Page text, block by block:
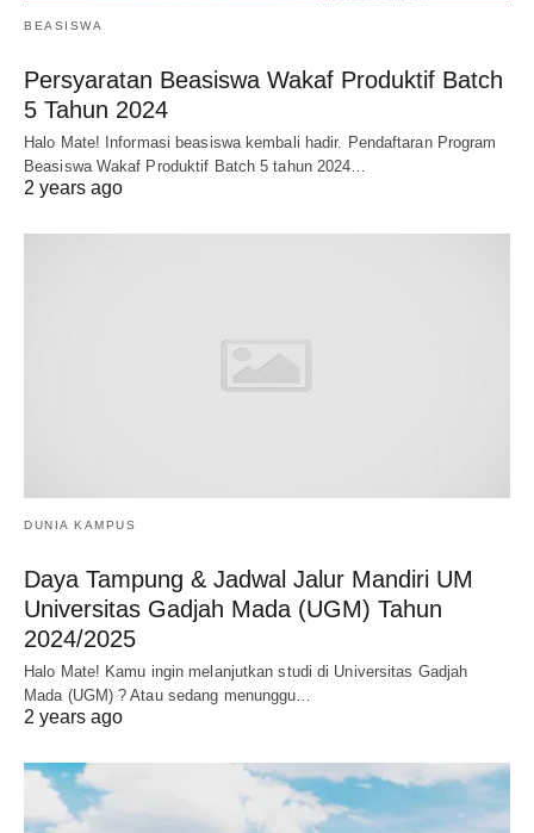
BEASISWA
Persyaratan Beasiswa Wakaf Produktif Batch
5 Tahun 2024
Halo Mate! Informasi beasiswa kembali hadir. Pendaftaran Program
Beasiswa Wakaf Produktif Batch 5 tahun 2024…
2 years ago
DUNIA KAMPUS
Daya Tampung & Jadwal Jalur Mandiri UM
Universitas Gadjah Mada (UGM) Tahun
2024/2025
Halo Mate! Kamu ingin melanjutkan studi di Universitas Gadjah
Mada (UGM) ? Atau sedang menunggu…
2 years ago